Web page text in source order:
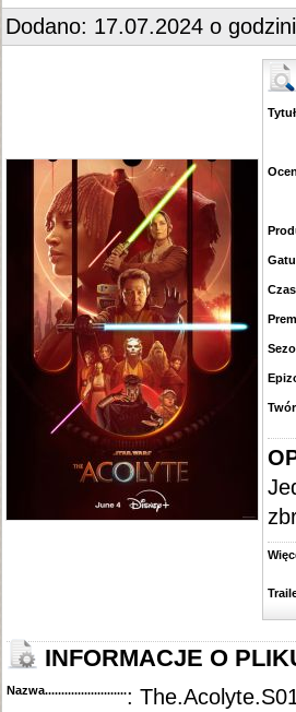
Dodano: 17.07.2024 o
INFORMACJE O
Nazwa.............................................
: